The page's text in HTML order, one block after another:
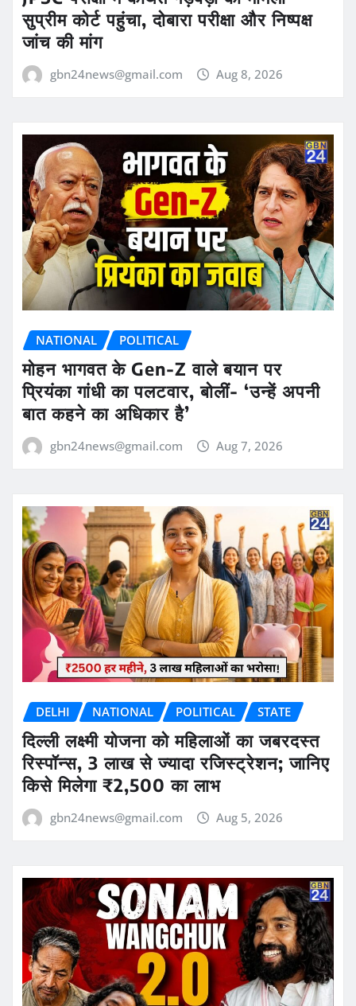
सुप्रीम कोर्ट पहुंचा, दोबारा परीक्षा और निष्पक्ष
जांच की मांग
gbn24news@gmail.com Aug 8, 2026
NATIONAL POLITICAL
मोहन भागवत के Gen-Z वाले बयान पर
प्रियंका गांधी का पलटवार, बोलीं- ‘उन्हें अपनी
बात कहने का अधिकार है’
gbn24news@gmail.com Aug 7, 2026
DELHI NATIONAL POLITICAL STATE
दिल्ली लक्ष्मी योजना को महिलाओं का जबरदस्त
रिस्पॉन्स, 3 लाख से ज्यादा रजिस्ट्रेशन; जानिए
किसे मिलेगा ₹2,500 का लाभ
gbn24news@gmail.com Aug 5, 2026